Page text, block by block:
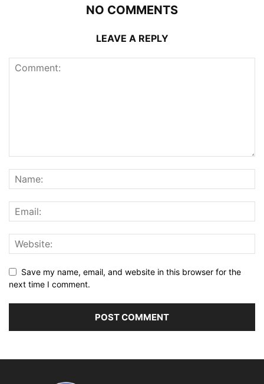
NO COMMENTS
LEAVE A REPLY
Save my name, email, and website in this browser for the
next time I comment.